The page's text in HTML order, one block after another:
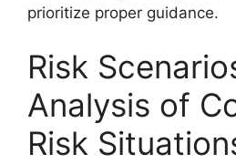
prioritize proper guidance.
Risk
Analysis of
Risk